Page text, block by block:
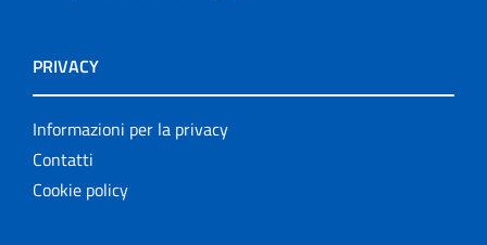
PRIVACY
Informazioni per la privacy
Contatti
Cookie policy